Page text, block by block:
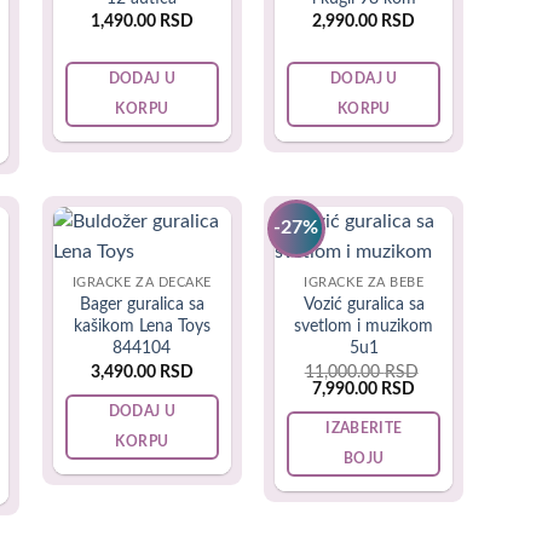
interesovanje i podstaći ove veštine. Neke od naših
i povlačenje, fleš kartice, igračke sa teksturom i
komplete za lako građenje i puno dinosaurusa.
veštine i kreativnost. Takođe možete pokloniti i
Da bi iznenađenje zaista bilo prijatno i dugo
deteta. Ideje koje bi ih mogle oduševiti su mali
autića za guranje. Ovakvi pokloni za decake će
na svežem vazduhu.
1,490.00 RSD
DODAJ U
KORPU
2,990.00 RSD
DODAJ U
KORPU
IGRAČKE ZA DEČAKE
Bager guralica sa
kašikom Lena Toys
844104
3,490.00 RSD
DODAJ U
KORPU
-27%
IGRACKE ZA BEBE
Vozić guralica sa
svetlom i muzikom
5u1
11,000.00RSD
Original
was:
11,000.00 RSD.
7,990.00 RSD
IZABERITE
BOJU
This